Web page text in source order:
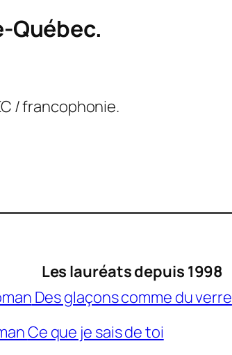
Québec.
/ francophonie.
Les lauréats depuis 1998
Des glaçons comme du verre
Ce que je sais de toi